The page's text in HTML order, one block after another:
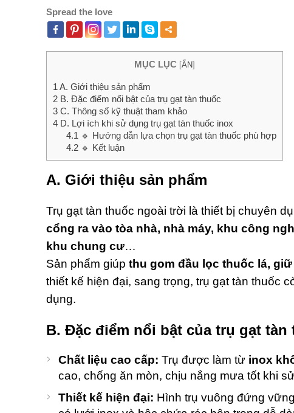
Spread the love
MỤC LỤC [ẨN]
1 A. Giới thiệu sản phẩm
2 B. Đặc điểm nổi bật của trụ gạt tàn thuốc
3 C. Thông số kỹ thuật tham khảo
4 D. Lợi ích khi sử dụng trụ gạt tàn thuốc inox
4.1 🔹 Hướng dẫn lựa chọn trụ gạt tàn thuốc phù hợp
4.2🔹 Kết luận
A. Giới thiệu sản phẩm
Trụ gạt tàn thuốc ngoài trời là thiết bị chuyên
cổng ra vào tòa nhà, nhà máy, khu công
khu chung cư…
Sản phẩm giúp thu gom đầu lọc thuốc lá,
thiết kế hiện đại, sang trọng, trụ gạt tàn thuốc
dụng.
B. Đặc điểm nổi bật của trụ gạt tàn
Chất liệu cao cấp: Trụ được làm từ inox
cao, chống ăn mòn, chịu nắng mưa tốt khi
Thiết kế hiện đại: Hình trụ vuông đứng